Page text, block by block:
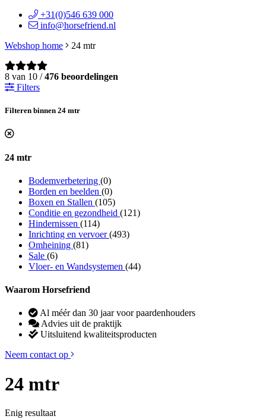
+31(0)546 639 000
info@horsefriend.nl
Webshop home
24 mtr
8 van 10 /476 beoordelingen
Filters
Filteren binnen 24 mtr
24 mtr
Bodemverbetering (0)
Borden en beelden (0)
Boxen en Stallen (105)
Conditie en gezondheid (121)
Hindernissen (114)
Inrichting en vervoer(493)
Omheining (81)
Sale (6)
Vloer- en Wandsystemen (44)
Waarom Horsefriend
Al méér dan 30 jaar voor paardenhouders
Advies uit de praktijk
Uitsluitend kwaliteitsproducten
Neem contact op
24 mtr
Enig resultaat